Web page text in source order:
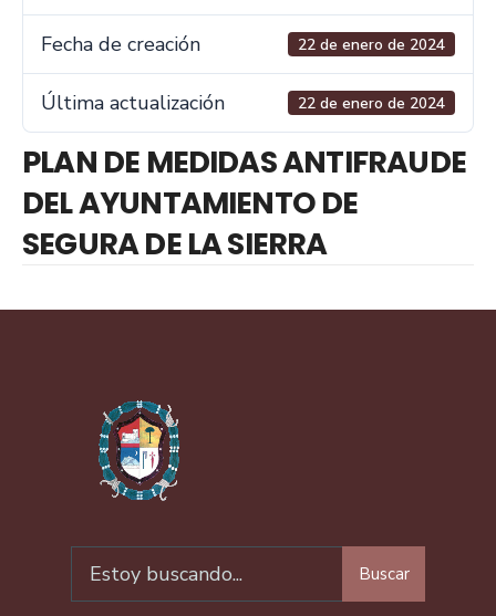
Fecha de creación 22 de enero de 2024
Última actualización 22 de enero de 2024
PLAN DE MEDIDAS ANTIFRAUDE
DEL AYUNTAMIENTO DE
SEGURA DE LA SIERRA
Buscar